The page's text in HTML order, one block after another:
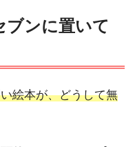
ブンに置いて
絵本が、どうして無